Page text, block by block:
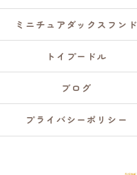
ミニチュアダックスフンド
トイプードル
ブログ
プライバシーポリシー